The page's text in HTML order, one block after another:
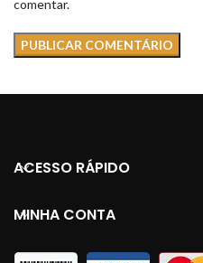
comentar.
ACESSO RÁPIDO
MINHA CONTA